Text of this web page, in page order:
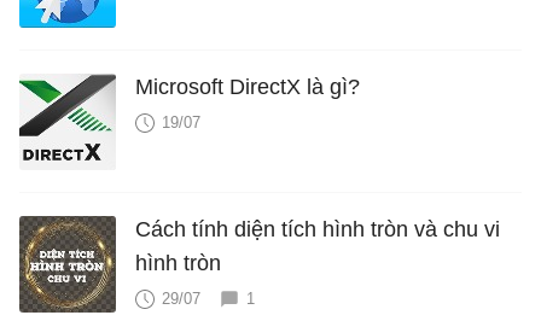
Microsoft DirectX là gì?
19/07
Cách tính diện tích hình tròn và chu vi
hình tròn
29/07 1